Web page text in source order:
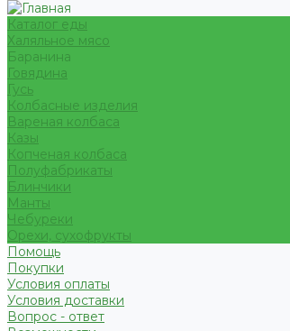
Каталог еды
Халяльное мясо
Баранина
Говядина
Гусь
Колбасные изделия
Вареная колбаса
Казы
Копченая колбаса
Полуфабрикаты
Блинчики
Манты
Чебуреки
Орехи, сухофрукты
Помощь
Покупки
Условия оплаты
Условия доставки
Вопрос - ответ